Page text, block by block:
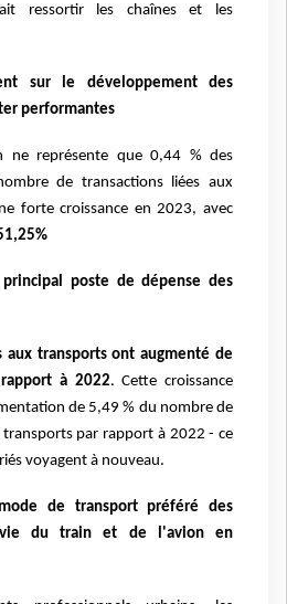
ressortir les chaînes et les
sur le développement des
performantes
ne représente que 0,44 % des
de transactions liées aux
forte croissance en 2023, avec
poste de dépense des
aux transports ont augmenté de
à 2022. Cette croissance
de 5,49 % du nombre de
transports par rapport à 2022 - ce
voyagent à nouveau.
de transport préféré des
du train et de l'avion en